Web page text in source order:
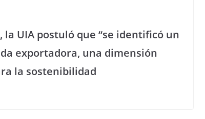
UIA postuló que “se identificó un
exportadora, una dimensión
la sostenibilidad